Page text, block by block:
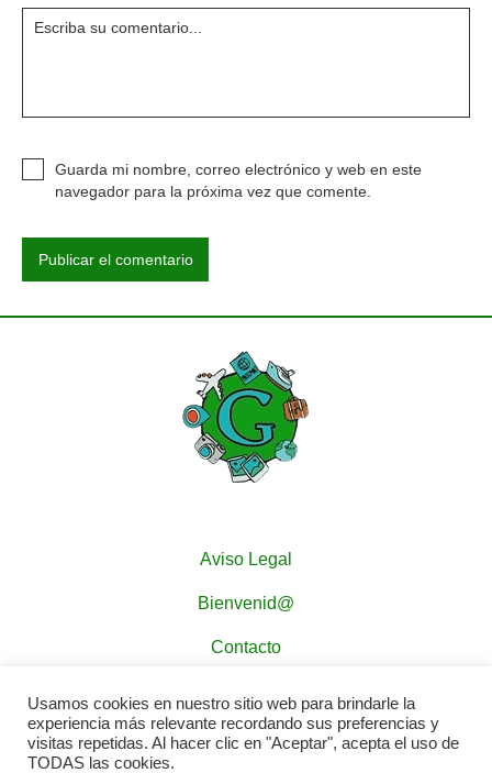
Guarda mi nombre, correo electrónico y web en este
navegador para la próxima vez que comente.
Aviso Legal
Bienvenid@
Contacto
Política de Privacidad
Usamos cookies en nuestro sitio web para brindarle la
experiencia más relevante recordando sus preferencias y
visitas repetidas. Al hacer clic en "Aceptar", acepta el uso de
TODAS las cookies.